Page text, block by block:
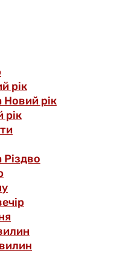
рік
Новий рік
рік
Різдво